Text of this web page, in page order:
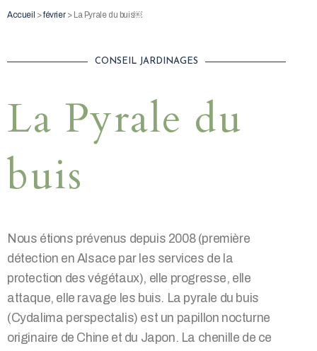
Accueil >février> La Pyrale du buis￼
CONSEIL JARDINAGES
La Pyrale du
buis
Nous étions prévenus depuis 2008 (première
détection en Alsace par les services de la
protection des végétaux), elle progresse, elle
attaque, elle ravage les buis. La pyrale du buis
(Cydalima perspectalis) est un papillon nocturne
originaire de Chine et du Japon. La chenille de ce